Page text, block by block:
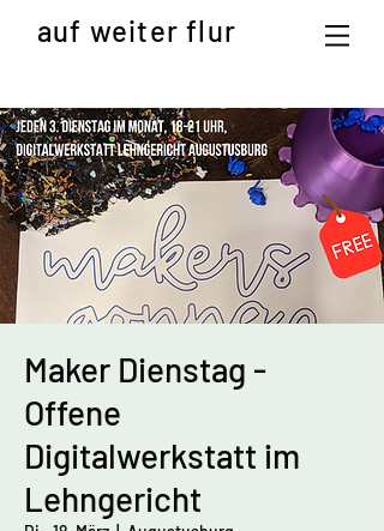
auf weiter flur
Maker Dienstag -
Offene
Digitalwerkstatt im
Lehngericht